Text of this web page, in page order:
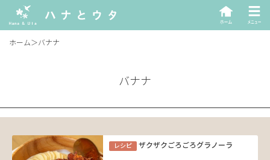
ホーム＞バナナ
バナナ
レシピ ザクザクごろごろグラノーラ